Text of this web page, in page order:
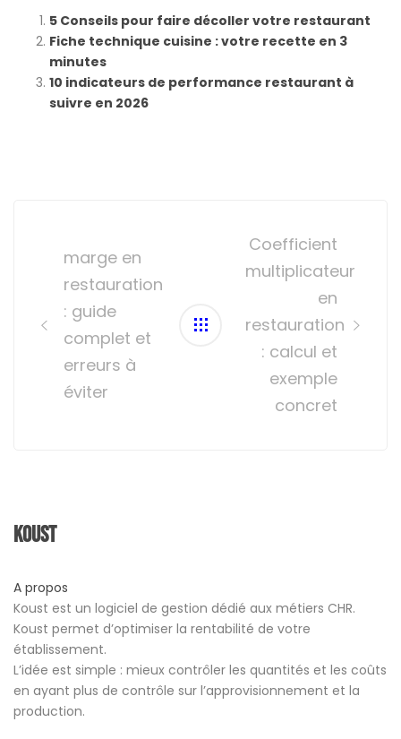
5 Conseils pour faire décoller votre restaurant
Fiche technique cuisine : votre recette en 3
minutes
10 indicateurs de performance restaurant à
suivre en 2026
marge en
restauration
: guide
complet et
erreurs à
éviter
Coefficient
multiplicateur
en
restauration
: calcul et
exemple
concret
Koust
A propos
Koust est un logiciel de gestion dédié aux métiers CHR.
Koust permet d’optimiser la rentabilité de votre
établissement.
L’idée est simple : mieux contrôler les quantités et les coûts
en ayant plus de contrôle sur l’approvisionnement et la
production.